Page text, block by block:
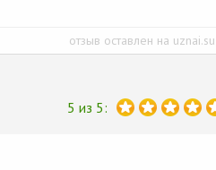
отзыв оставлен на uznai.su
5 из 5: